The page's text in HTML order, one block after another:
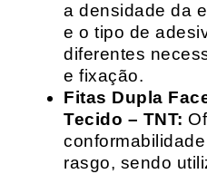
a densidade da
e o tipo de
diferentes
e fixação.
Fitas Dupla
Tecido – TNT:
rasgo, sendo